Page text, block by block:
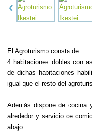
El Agroturismo consta de:
4 habitaciones dobles con
de dichas habitaciones
igual que el resto del
Además dispone de cocina
alrededor y servicio de
abajo.